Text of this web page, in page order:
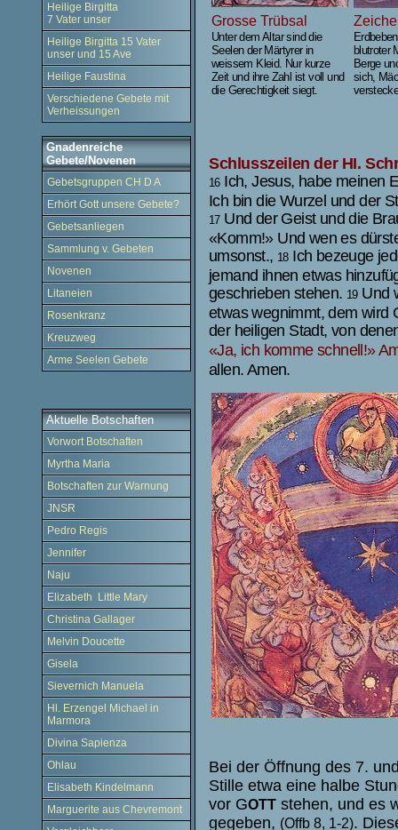
Heilige Birgitta
7 Vater unser
Heilige Birgitta 15 Vater
unser und 15 Ave
Heilige Faustina
Verschiedene Gebete mit
Verheissungen
Gnadenreiche
Gebete/Novenen
Gebetsgruppen CH D A
Erhört Gott unsere Gebete?
Gebetsanliegen
Sammlung v. Gebeten
Novenen
Litaneien
Rosenkranz
Kreuzweg
Arme Seelen Gebete
Aktuelle Botschaften
Vorwort Botschaften
Myrtha Maria
Botschaften zur Warnung
JNSR
Pedro Regis
Jennifer
Naju
Elizabeth Little Mary
Christina Gallager
Melvin Doucette
Gisela
Sievernich Manuela
Hl. Erzengel Michael in
Marmora
Divina Sapienza
Ohlau
Elisabeth Kindelmann
Marguerite aus Chevremont
Grosse Trübsal
Unter dem Altar sind die
Seelen der Märtyrer in
weissem Kleid. Nur kurze
Zeit und ihre Zahl ist voll und
die Gerechtigkeit siegt.
blutroter
Berge
sich,
Schlusszeilen der HI.
16Ich, Jesus, habe meinen
Ich bin die Wurzel und der
17Und der Geist und die
«Komm!» Und wen es
umsonst., 18Ich bezeuge
jemand ihnen etwas
geschrieben stehen. 19Und
etwas wegnimmt, dem wird
der heiligen Stadt, von
«Ja, ich komme schnell!»
allen. Amen.
Bei der Öffnung des 7.
Stille etwa eine halbe
vor GOTT stehen, und es
gegeben, (Offb 8, 1-2).